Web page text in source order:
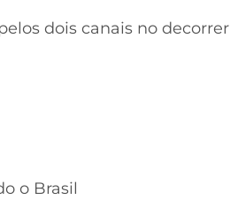
dois canais no decorrer
o Brasil